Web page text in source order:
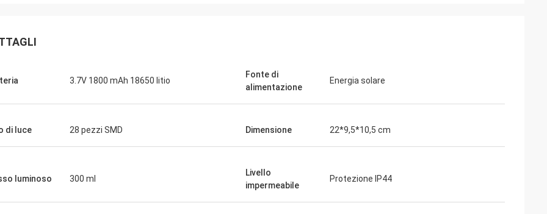
è stato una società fantastica da
3.7V 1800 mAh 18650 litio
Fonte di
alimentazione
Energia solare
di luce 28 pezzi SMD Dimensione 22*9,5*10,5 cm
luminoso 300 ml
Livello
impermeabile
Protezione IP44